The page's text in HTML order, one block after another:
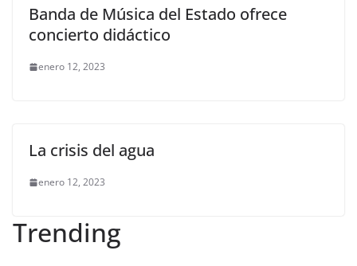
Banda de Música del Estado ofrece
concierto didáctico
enero 12, 2023
La crisis del agua
enero 12, 2023
Trending